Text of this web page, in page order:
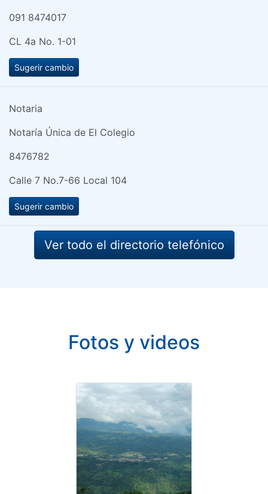
091 8474017
CL 4a No. 1-01
Sugerir cambio
Notaria
Notaría Única de El Colegio
8476782
Calle 7 No.7-66 Local 104
Sugerir cambio
Ver todo el directorio telefónico
Fotos y videos